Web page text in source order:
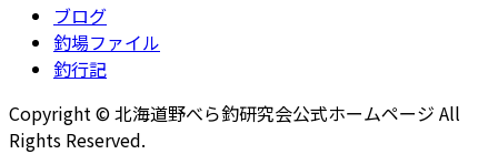
ブログ
釣場ファイル
釣行記
Copyright © 北海道野べら釣研究会公式ホームページ All
Rights Reserved.